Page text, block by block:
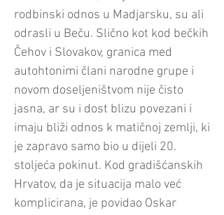
rodbinski odnos u Madjarsku, su ali
odrasli u Beču. Slično kot kod bečkih
Čehov i Slovakov, granica med
autohtonimi člani narodne grupe i
novom doseljeništvom nije čisto
jasna, ar su i dost blizu povezani i
imaju bliži odnos k matičnoj zemlji, ki
je zapravo samo bio u dijeli 20.
stoljeća pokinut. Kod gradišćanskih
Hrvatov, da je situacija malo već
komplicirana, je povidao Oskar